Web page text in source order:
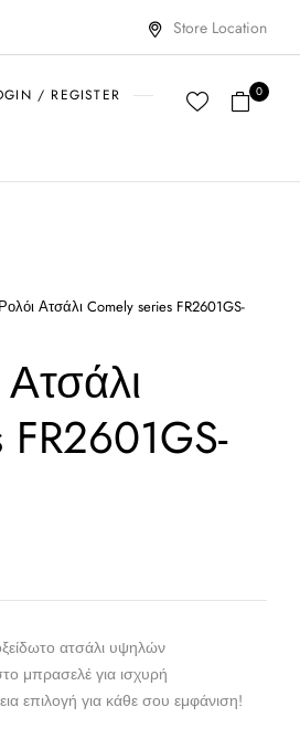
Store Location
/ REGISTER 0
Ατσάλι Comely series FR2601GS-
ατσάλι υψηλών
μπρασελέ για ισχυρή
επιλογή για κάθε σου εμφάνιση!